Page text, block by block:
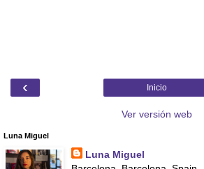
‹ Inicio
Ver versión web
Luna Miguel
Luna Miguel